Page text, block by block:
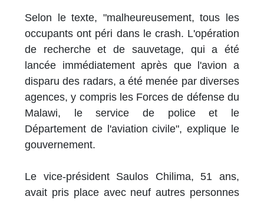
Selon le texte, "malheureusement, tous les
occupants ont péri dans le crash. L'opération
de recherche et de sauvetage, qui a été
lancée immédiatement après que l'avion a
disparu des radars, a été menée par diverses
agences, y compris les Forces de défense du
Malawi, le service de police et le
Département de l'aviation civile", explique le
gouvernement.
Le vice-président Saulos Chilima, 51 ans,
avait pris place avec neuf autres personnes